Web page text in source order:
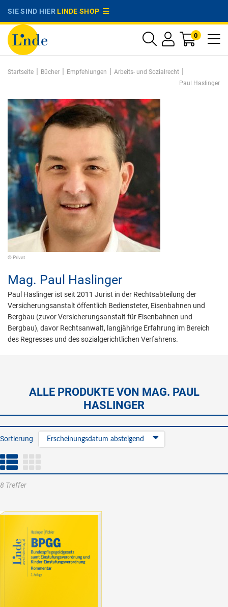
SIE SIND HIERLINDE SHOP
0
Startseite | Bücher | Empfehlungen | Arbeits- und Sozialrecht |
Paul Haslinger
© Privat
Mag. Paul Haslinger
Paul Haslinger ist seit 2011 Jurist in der Rechtsabteilung der
Versicherungsanstalt öffentlich Bediensteter, Eisenbahnen und
Bergbau (zuvor Versicherungsanstalt für Eisenbahnen und
Bergbau), davor Rechtsanwalt, langjährige Erfahrung im Bereich
des Regresses und des sozialgerichtlichen Verfahrens.
ALLE PRODUKTE VON MAG. PAUL
HASLINGER
Sortierung Erscheinungsdatum absteigend
8 Treffer